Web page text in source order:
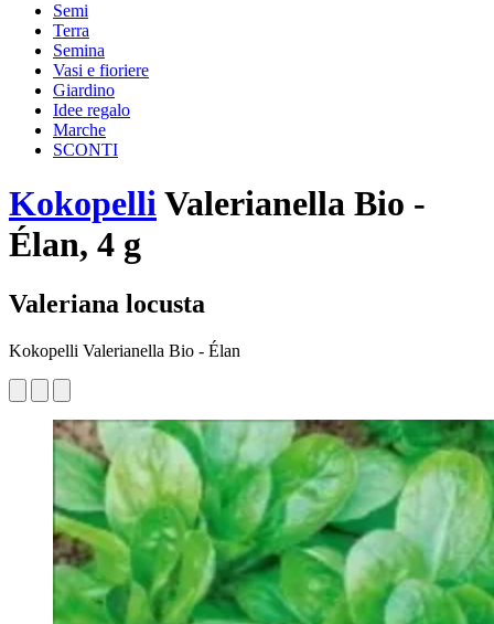
Semi
Terra
Semina
Vasi e fioriere
Giardino
Idee regalo
Marche
SCONTI
KokopelliValerianella Bio -
Élan, 4 g
Valeriana locusta
Kokopelli Valerianella Bio - Élan